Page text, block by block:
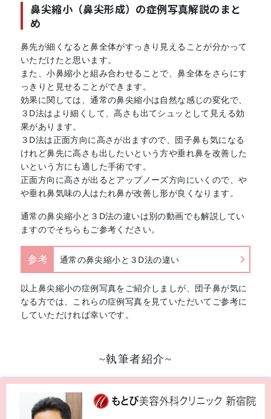
鼻尖縮小（鼻尖形成）の症例写真解説のまと
め
鼻先が細くなると鼻全体がすっきり見えることが分かって
いただけたと思います。
また、小鼻縮小と組み合わせることで、鼻全体をさらにす
っきりと見せることができます。
効果に関しては、通常の鼻尖縮小は自然な感じの変化で、
３D法はより細くして、高さも出てシュッとして見える効
果があります。
３D法は正面方向に高さが出ますので、団子鼻も気になる
けれど鼻先に高さも出したいという方や垂れ鼻を改善した
いという方にも適した手術です。
正面方向に高さが出るとアップノーズ方向にいくので、や
や垂れ鼻気味の人はたれ鼻が改善し形が良くなります。
通常の鼻尖縮小と３D法の違いは別の動画でも解説してい
ますのでそちらもご参考ください。
参考 通常の鼻尖縮小と３D法の違い
以上鼻尖縮小の症例写真をご紹介しましが、団子鼻が気に
なる方では、これらの症例写真を見ていただいてご参考に
していただければ幸いです。
~執筆者紹介~